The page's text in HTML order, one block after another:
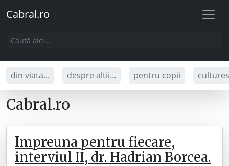
Cabral.ro
din viata... despre altii... pentru copii
Cabral.ro
Impreuna pentru fiecare,
interviul II, dr. Hadrian Borcea.